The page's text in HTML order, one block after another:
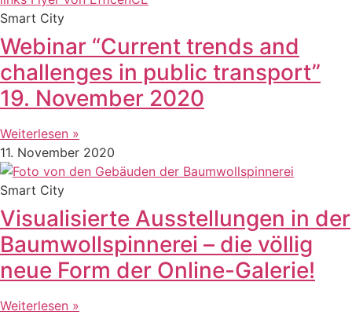
Smart City
Webinar “Current trends and
challenges in public transport”
19. November 2020
Weiterlesen »
11. November 2020
Smart City
Visualisierte Ausstellungen in der
Baumwollspinnerei – die völlig
neue Form der Online-Galerie!
Weiterlesen »